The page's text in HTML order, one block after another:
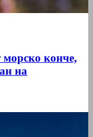
конче,
на